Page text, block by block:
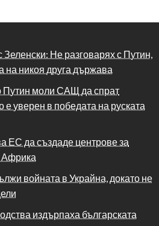
Не разговарях с Путин,
на никоя друга държава
Путин моли САЩ да спрат
е уверен в победата на руската
ЕС да създаде центрове за
Африка
войната в Украйна, докато не
издърпаха българската